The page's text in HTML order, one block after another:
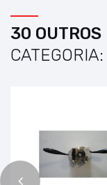
30 OUTROS
CATEGORIA: